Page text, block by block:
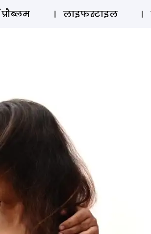
प्रौब्लम लाइफस्टाइल